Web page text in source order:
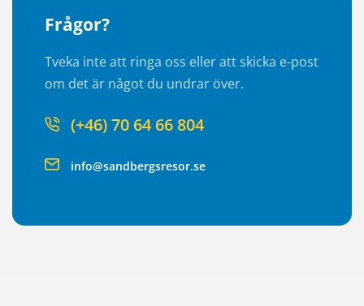
Frågor?
Tveka inte att ringa oss eller att skicka e-post
om det är något du undrar över.
(+46) 70 64 66 804
info@sandbergsresor.se